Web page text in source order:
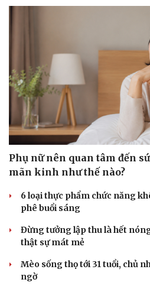
Doanh nghiệp
Doanh nghiệp 24h
Doanh nhân
Phụ nữ nên quan tâm đến
mãn kinh như thế nào?
6 loại thực phẩm chức năng
phê buổi sáng
Đừng tưởng lập thu là hết
thật sự mát mẻ
Mèo sống thọ tới 31 tuổi, chủ
ngờ